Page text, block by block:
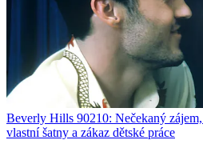
Beverly Hills 90210: Nečekaný
vlastní šatny a zákaz dětské práce